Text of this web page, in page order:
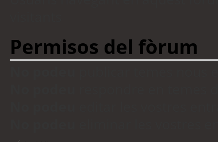
Permisos del fòrum